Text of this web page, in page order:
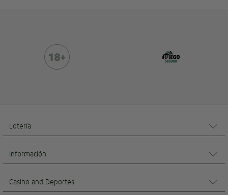
Lotería
Información
Casino and Deportes